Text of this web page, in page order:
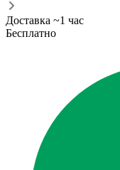
Доставка ~1 час
Бесплатно